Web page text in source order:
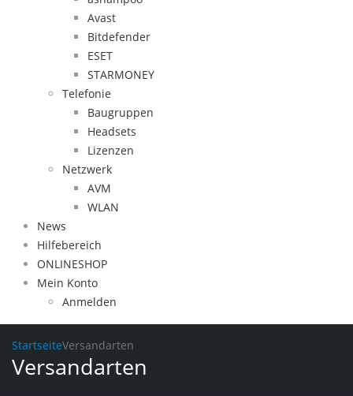
Avast
Bitdefender
ESET
STARMONEY
Telefonie
Baugruppen
Headsets
Lizenzen
Netzwerk
AVM
WLAN
News
Hilfebereich
ONLINESHOP
Mein Konto
Anmelden
StartseiteVersandarten
Versandarten